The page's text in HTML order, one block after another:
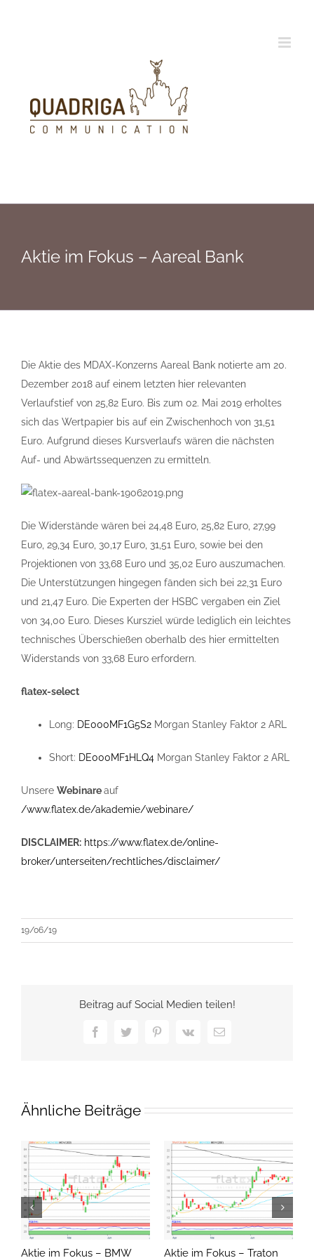
Aktie im Fokus – Aareal Bank
Die Aktie des MDAX-Konzerns Aareal Bank notierte am 20.
Dezember 2018 auf einem letzten hier relevanten
Verlaufstief von 25,82 Euro. Bis zum 02. Mai 2019 erholtes
sich das Wertpapier bis auf ein Zwischenhoch von 31,51
Euro. Aufgrund dieses Kursverlaufs wären die nächsten
Auf- und Abwärtssequenzen zu ermitteln.
Die Widerstände wären bei 24,48 Euro, 25,82 Euro, 27,99
Euro, 29,34 Euro, 30,17 Euro, 31,51 Euro, sowie bei den
Projektionen von 33,68 Euro und 35,02 Euro auszumachen.
Die Unterstützungen hingegen fänden sich bei 22,31 Euro
und 21,47 Euro. Die Experten der HSBC vergaben ein Ziel
von 34,00 Euro. Dieses Kursziel würde lediglich ein leichtes
technisches Überschießen oberhalb des hier ermittelten
Widerstands von 33,68 Euro erfordern.
flatex-select
Long: DE000MF1G5S2 Morgan Stanley Faktor 2 ARL
Short: DE000MF1HLQ4 Morgan Stanley Faktor 2 ARL
Unsere Webinareauf
/www.flatex.de/akademie/webinare/
DISCLAIMER: https://www.flatex.de/online-
broker/unterseiten/rechtliches/disclaimer/
19/06/19
Beitrag auf Social Medien teilen!
FacebookTwitterPinterest
Vk
E-
Ähnliche Beiträge
Aktie im Fokus – BMW Aktie im Fokus – Traton